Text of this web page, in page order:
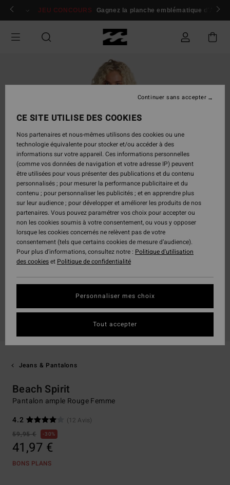
Passer
Se connecter / s'inscrire
JEU CONCOURS Gagnez la planche emblématique d'Andy
Jeans & Pantalons
Beach Spirit
Pantalon ample Rouge Femme
4.2
(12 Avis)
59,95 €
30%
41,97 €
BONS PLANS
CE SITE UTILISE DES COOKIES
Nos partenaires et nous-mêmes utilisons des cookies ou une
technologie équivalente pour stocker et/ou accéder à des
informations sur votre appareil. Ces informations personnelles
(comme vos données de navigation et votre adresse IP) peuvent
être utilisées pour vous présenter des publications et du contenu
personnalisés ; pour mesurer la performance publicitaire et du
contenu ; pour personnaliser les publicités ; et en apprendre plus
sur leur audience ; pour développer et améliorer les produits de nos
partenaires. Vous pouvez paramétrer vos choix pour accepter ou
non les cookies soumis à votre consentement, ou vous y opposer
lorsque les cookies concernés ne relèvent pas de votre
consentement (tels que certains cookies de mesure d’audience).
Pour plus d'informations, consultez notre : Politique d'utilisation
des cookieset Politique de confidentialité
Personnaliser mes choix
Continuer sans accepter
Tout accepter